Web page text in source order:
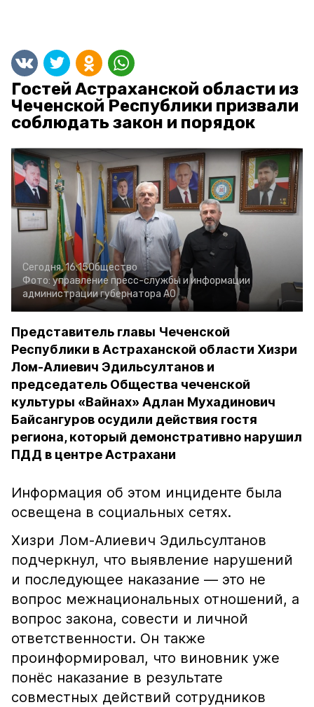
Гостей Астраханской области из
Чеченской Республики призвали
соблюдать закон и порядок
Сегодня, 16:15Общество
Фото: управление пресс-службы и информации
администрации губернатора АО
Представитель главы Чеченской
Республики в Астраханской области Хизри
Лом-Алиевич Эдильсултанов и
председатель Общества чеченской
культуры «Вайнах» Адлан Мухадинович
Байсангуров осудили действия гостя
региона, который демонстративно нарушил
ПДД в центре Астрахани
Информация об этом инциденте была
освещена в социальных сетях.
Хизри Лом-Алиевич Эдильсултанов
подчеркнул, что выявление нарушений
и последующее наказание — это не
вопрос межнациональных отношений, а
вопрос закона, совести и личной
ответственности. Он также
проинформировал, что виновник уже
понёс наказание в результате
совместных действий сотрудников